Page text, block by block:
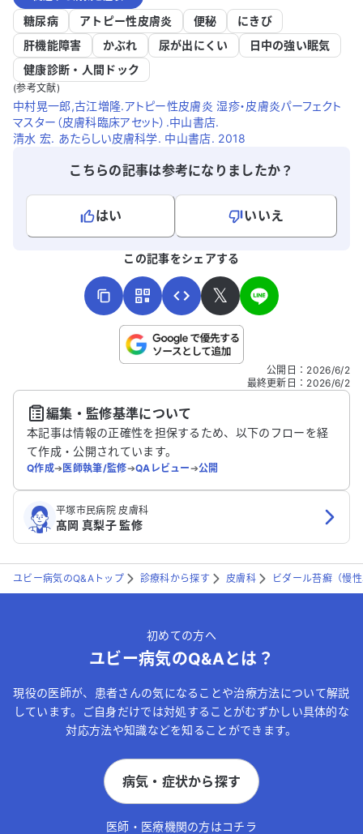
糖尿病 アトピー性皮膚炎 便秘
にきび
肝機能障害
かぶれ 尿が出にくい
日中の強い眠気
健康診断・人間ドック
(参考文献)
中村晃一郎,古江増隆.アトピー性皮膚炎 湿疹・皮膚炎パーフェクト
マスター（皮膚科臨床アセット）.中山書店.
清水 宏. あたらしい皮膚科学. 中山書店. 2018
こちらの記事は参考になりましたか？
はい
いいえ
こちらは送信専用のフォームです。氏名やご自身の病気の詳細な
送信する
この記事をシェアする
𝕏
公開日 ： 2026/6/2
最終更新日 ： 2026/6/2
編集・監修基準について
本記事は情報の正確性を担保するため、以下のフローを経
て作成・公開されています。
Q作成➔医師執筆/監修➔QAレビュー➔公開
平塚市民病院 皮膚科
髙岡 真梨子 監修
ユビー病気のQ&Aトップ 診療科から探す 皮膚科 ビダール苔癬（慢
初めての方へ
ユビー病気のQ&Aとは？
現役の医師が、患者さんの気になることや治療方法について解説
しています。ご自身だけでは対処することがむずかしい具体的な
対応方法や知識などを知ることができます。
病気・症状から探す
医師・医療機関の方はコチラ